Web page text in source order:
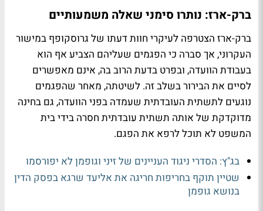
ברק-ארז: נותרו סימני שאלה משמעותיים
ברק-ארז הצטרפה לעיקרי חוות דעתו של גרוסקופף במישור
העקרוני, אך סברה כי הפגמים שעליהם הצביע אף הוא
בעבודת הוועדה, ובפרט בדעת הרוב בה, אינם מאפשרים
לסיים את הבירור בשלב זה. לשיטתה, מאחר שהפגמים
נוגעים לתשתית העובדתית שעמדה בפני הוועדה, גם בחינה
מדוקדקת של אותה תשתית עובדתית חסרה בידי בית
המשפט לא תוכל לרפא את הפגם.
בג"ץ: הסדרי ניגוד העניינים של זיני וגופמן לא יפורסמו
שטיין תוקף בחריפות חריגה את אליעד שרגא בפסק הדין
בנושא גופמן